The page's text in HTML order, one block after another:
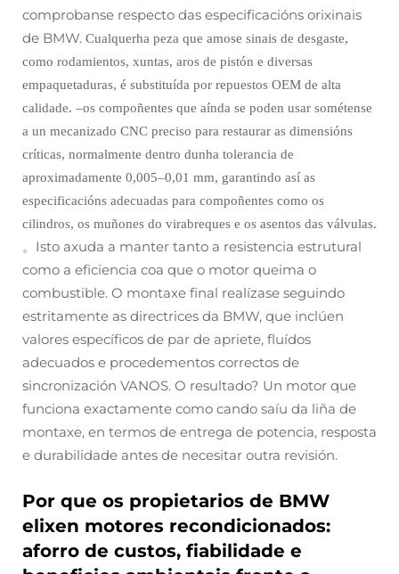
comprobanse respecto das especificacións orixinais
de BMW. Cualquerha peza que amose sinais de desgaste,
como rodamientos, xuntas, aros de pistón e diversas
empaquetaduras, é substituída por repuestos OEM de alta
calidade. –os compoñentes que aínda se poden usar sométense
a un mecanizado CNC preciso para restaurar as dimensións
críticas, normalmente dentro dunha tolerancia de
aproximadamente 0,005–0,01 mm, garantindo así as
especificacións adecuadas para compoñentes como os
cilindros, os muñones do virabreques e os asentos das válvulas.
。 Isto axuda a manter tanto a resistencia estrutural
como a eficiencia coa que o motor queima o
combustible. O montaxe final realízase seguindo
estritamente as directrices da BMW, que inclúen
valores específicos de par de apriete, fluídos
adecuados e procedementos correctos de
sincronización VANOS. O resultado? Un motor que
funciona exactamente como cando saíu da liña de
montaxe, en termos de entrega de potencia, resposta
e durabilidade antes de necesitar outra revisión.
Por que os propietarios de BMW
elixen motores recondicionados:
aforro de custos, fiabilidade e